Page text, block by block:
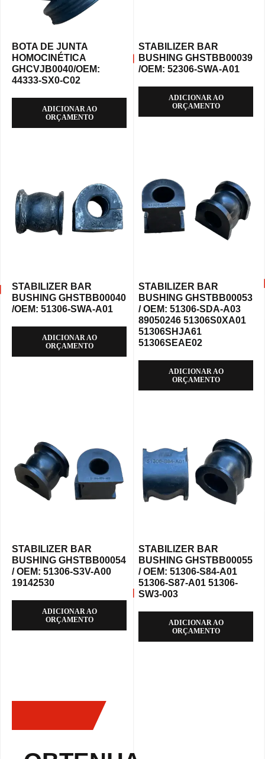
BOTA DE JUNTA
HOMOCINÉTICA
GHCVJB0040/OEM:
44333-SX0-C02
ADICIONAR AO
ORÇAMENTO
STABILIZER BAR
BUSHING GHSTBB00039
/OEM: 52306-SWA-A01
ADICIONAR AO
ORÇAMENTO
STABILIZER BAR
BUSHING GHSTBB00040
/OEM: 51306-SWA-A01
ADICIONAR AO
ORÇAMENTO
STABILIZER BAR
BUSHING GHSTBB00053
/ OEM: 51306-SDA-A03
89050246 51306S0XA01
51306SHJA61
51306SEAE02
ADICIONAR AO
ORÇAMENTO
STABILIZER BAR
BUSHING GHSTBB00054
/ OEM: 51306-S3V-A00
19142530
ADICIONAR AO
ORÇAMENTO
STABILIZER BAR
BUSHING GHSTBB00055
/ OEM: 51306-S84-A01
51306-S87-A01 51306-
SW3-003
ADICIONAR AO
ORÇAMENTO